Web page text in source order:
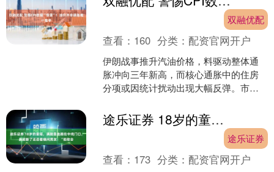
双融优配
查看： 160 分类：配资官网开户
伊朗战事推升汽油价格，料驱动整体通
胀冲向三年新高，而核心通胀中的住房
分项或因统计扰动出现大幅反弹。市场
房通胀的反弹力度。 北京....途乐证券 18岁的童瑶，满脸是血跪在中戏门口，鼻梁断了还忍着痛问男友：“能歇会
途乐证券
查看： 173 分类：配资官网开户